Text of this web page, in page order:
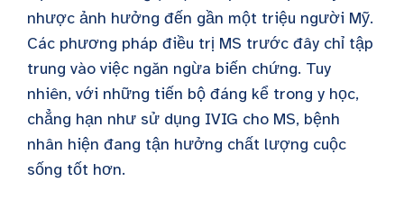
nhược ảnh hưởng đến gần một triệu người Mỹ.
Các phương pháp điều trị MS trước đây chỉ tập
trung vào việc ngăn ngừa biến chứng. Tuy
nhiên, với những tiến bộ đáng kể trong y học,
chẳng hạn như sử dụng IVIG cho MS, bệnh
nhân hiện đang tận hưởng chất lượng cuộc
sống tốt hơn.